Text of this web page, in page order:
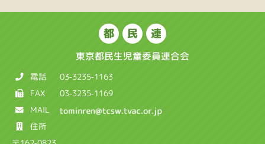
都 民 連
東京都民生児童委員連合会
電話 03-3235-1163
FAX 03-3235-1169
MAIL
住所